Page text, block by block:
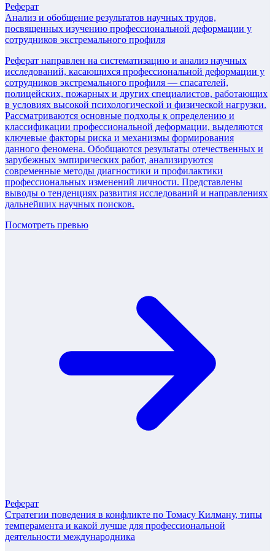
Реферат
Анализ и обобщение результатов научных трудов,
посвященных изучению профессиональной деформации у
сотрудников экстремального профиля
Реферат направлен на систематизацию и анализ научных
исследований, касающихся профессиональной деформации у
сотрудников экстремального профиля — спасателей,
полицейских, пожарных и других специалистов, работающих
в условиях высокой психологической и физической нагрузки.
Рассматриваются основные подходы к определению и
классификации профессиональной деформации, выделяются
ключевые факторы риска и механизмы формирования
данного феномена. Обобщаются результаты отечественных и
зарубежных эмпирических работ, анализируются
современные методы диагностики и профилактики
профессиональных изменений личности. Представлены
выводы о тенденциях развития исследований и направлениях
дальнейших научных поисков.
Посмотреть превью
Реферат
Стратегии поведения в конфликте по Томасу Килману, типы
темперамента и какой лучше для профессиональной
деятельности международника